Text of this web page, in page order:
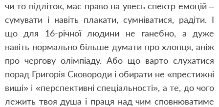
чи то підліток, має право на увесь спектр емоцій –
сумувати і навіть плакати, сумніватися, радіти. І
що для 16-річної людини не ганебно, а дуже
навіть нормально більше думати про хлопця, аніж
про чергову олімпіаду. Або що варто слухатися
порад Григорія Сковороди і обирати не «престижні
виші» і «перспективні спеціальності», а те, до чого
лежить твоя душа і праця над чим сповнюватиме